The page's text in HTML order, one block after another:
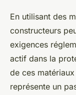
En utilisant des
constructeurs
exigences
actif dans la
de ces
représente un